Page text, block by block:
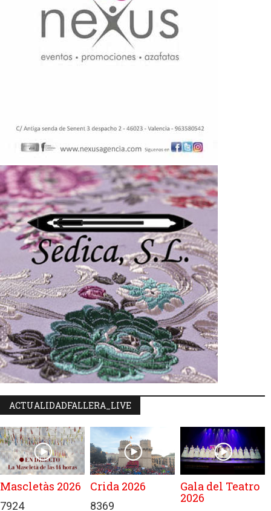
ACTUALIDADFALLERA_LIVE
Mascletàs 2026
7924
Crida 2026
8369
Gala del Teatro
2026